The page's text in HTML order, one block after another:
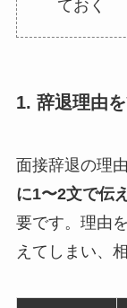
ておく
1. 辞退理由
面接辞退の理
に1〜2文で伝
要です。理由
えてしまい、